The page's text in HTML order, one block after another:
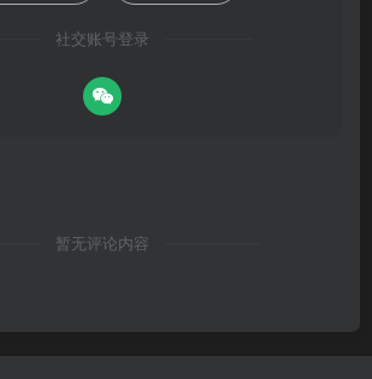
社交账号登录
暂无评论内容